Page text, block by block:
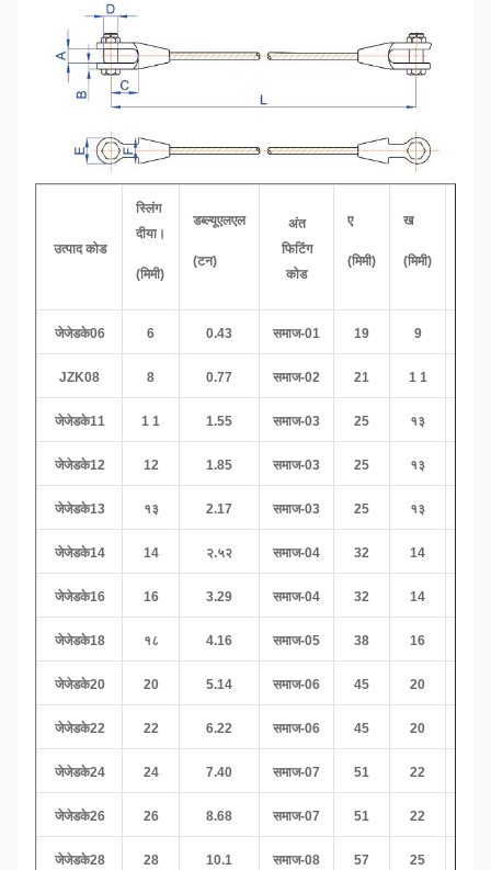
उत्पाद कोड
स्लिंग
दीया।
(मिमी)
डब्ल्यूएलएल
(टन)
अंत
फिटिंग
कोड
ए
(मिमी)
ख
(मिमी)
जेजेडके06 6 0.43 समाज-01 19 9
JZK08 8 0.77 समाज-02 21 1 1
जेजेडके11 1 1 1.55 समाज-03 25 १३
जेजेडके12 12 1.85 समाज-03 25 १३
जेजेडके13 १३ 2.17 समाज-03 25 १३
जेजेडके14 14 २.५२ समाज-04 32 14
जेजेडके16 16 3.29 समाज-04 32 14
जेजेडके18 १८ 4.16 समाज-05 38 16
जेजेडके20 20 5.14 समाज-06 45 20
जेजेडके22 22 6.22 समाज-06 45 20
जेजेडके24 24 7.40 समाज-07 51 22
जेजेडके26 26 8.68 समाज-07 51 22
जेजेडके28 28 10.1 समाज-08 57 25